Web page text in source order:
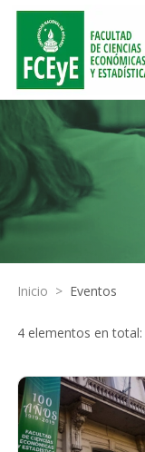
Inicio > Eventos
4 elementos en total: